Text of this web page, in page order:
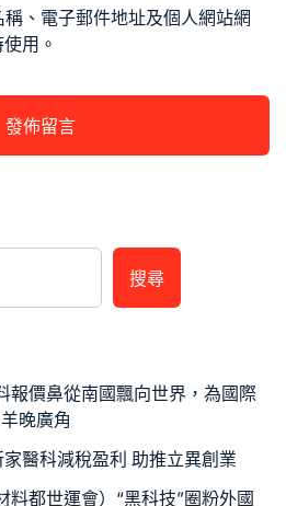
、電子郵件地址及個人網站網
用。
搜尋
報價鼻從南國飄向世界，為國際
晚廣角
醫科減稅盈利 助推立異創業
料都世運會）“黑科技”圈粉外國